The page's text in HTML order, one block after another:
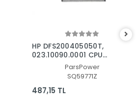
HP DFS200405050T,
023.10090.0001 CPU
Fan - İşlemci Fanı
ParsPower
SQ59771Z
487,15 TL